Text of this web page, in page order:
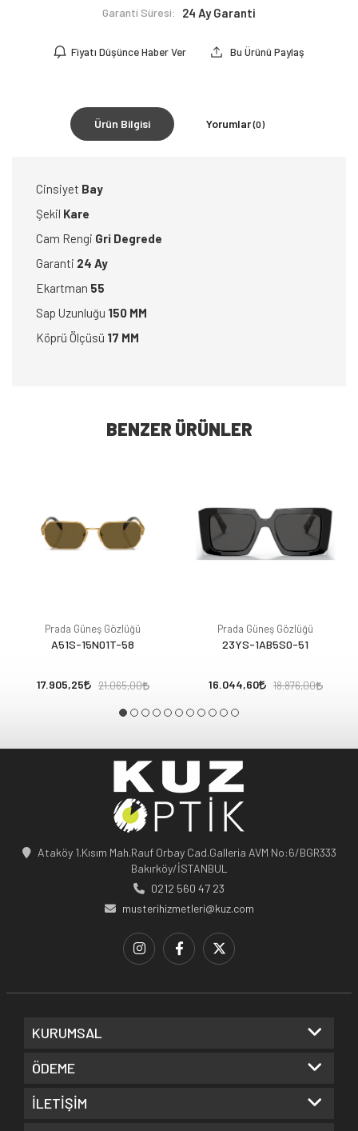
Garanti Süresi: 24 Ay Garanti
Fiyatı Düşünce Haber Ver Bu Ürünü Paylaş
Ürün Bilgisi Yorumlar(0)
Cinsiyet Bay
Şekil Kare
Cam Rengi Gri Degrede
Garanti 24 Ay
Ekartman 55
Sap Uzunluğu 150 MM
Köprü Ölçüsü 17 MM
BENZER ÜRÜNLER
Prada Güneş Gözlüğü
A51S-15N01T-58
17.905,25 21.065,00
Prada Güneş Gözlüğü
23YS-1AB5S0-51
16.044,60 18.876,00
Ataköy 1.Kısım Mah.Rauf Orbay Cad.Galleria AVM No:6/BGR333
Bakırköy/İSTANBUL
0212 560 47 23
musterihizmetleri@kuz.com
KURUMSAL
ÖDEME
İLETİŞİM